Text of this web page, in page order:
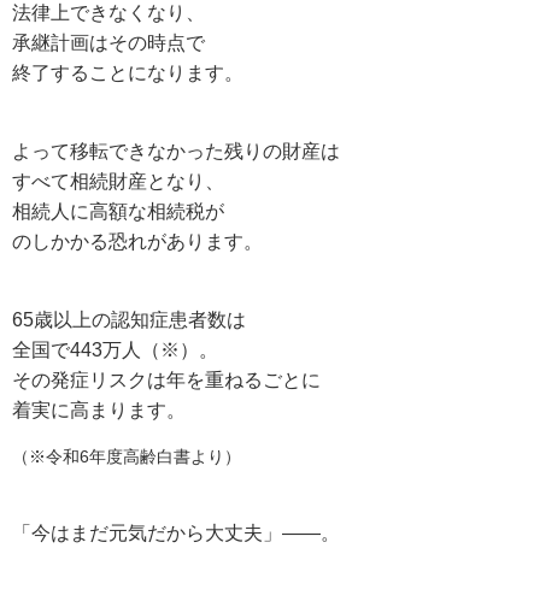
法律上できなくなり、
承継計画はその時点で
終了することになります。
よって移転できなかった残りの財産は
すべて相続財産となり、
相続人に高額な相続税が
のしかかる恐れがあります。
65歳以上の認知症患者数は
全国で443万人（※）。
その発症リスクは年を重ねるごとに
着実に高まります。
（※令和6年度高齢白書より）
「今はまだ元気だから大丈夫」——。